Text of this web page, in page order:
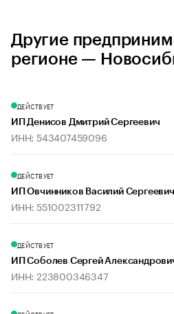
Другие
регионе —
ДЕЙСТВУЕТ
ИП Денисов Дмитрий Сергеевич
ИНН: 543407459096
ДЕЙСТВУЕТ
ИП Овчинников Василий Сергеевич
ИНН: 551002311792
ДЕЙСТВУЕТ
ИП Соболев Сергей
ИНН: 223800346347